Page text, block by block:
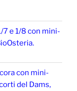
e 1/8 con mini-
con mini-
del Dams,